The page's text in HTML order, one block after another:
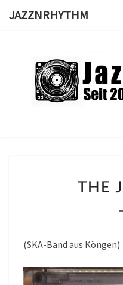
JAZZNRHYTHM
THE
(SKA-Band aus Köngen)